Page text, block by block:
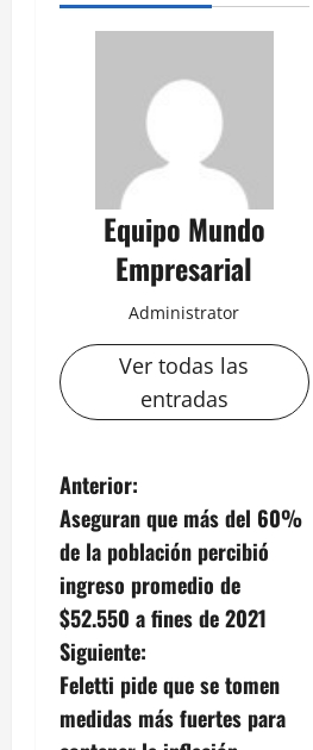
Equipo Mundo
Empresarial
Administrator
Ver todas las
entradas
N
a
v
e
g
Anterior:
Aseguran que más del 60%
de la población percibió
ingreso promedio de
$52.550 a fines de 2021
Siguiente:
Feletti pide que se tomen
medidas más fuertes para